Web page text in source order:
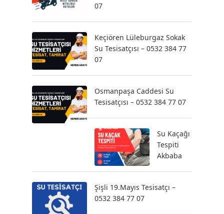
07
Keçiören Lüleburgaz Sokak
Su Tesisatçısı – 0532 384 77
07
Osmanpaşa Caddesi Su
Tesisatçısı – 0532 384 77 07
Su Kaçağı
Tespiti
Akbaba
Şişli 19.Mayıs Tesisatçı –
0532 384 77 07